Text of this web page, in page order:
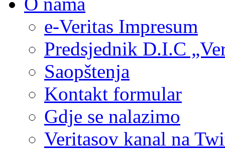
e-Veritas Impresum
Predsjednik D.I.C
Saopštenja
Kontakt formular
Gdje se nalazimo
Veritasov kanal na